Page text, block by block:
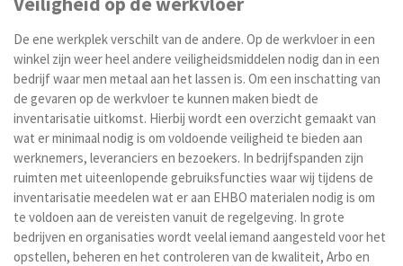
De ene werkplek verschilt van de andere. Op de werkvloer in een
winkel zijn weer heel andere veiligheidsmiddelen nodig dan in een
bedrijf waar men metaal aan het lassen is. Om een inschatting van
de gevaren op de werkvloer te kunnen maken biedt de
inventarisatie uitkomst. Hierbij wordt een overzicht gemaakt van
wat er minimaal nodig is om voldoende veiligheid te bieden aan
werknemers, leveranciers en bezoekers. In bedrijfspanden zijn
ruimten met uiteenlopende gebruiksfuncties waar wij tijdens de
inventarisatie meedelen wat er aan EHBO materialen nodig is om
te voldoen aan de vereisten vanuit de regelgeving. In grote
bedrijven en organisaties wordt veelal iemand aangesteld voor het
opstellen, beheren en het controleren van de kwaliteit, Arbo en